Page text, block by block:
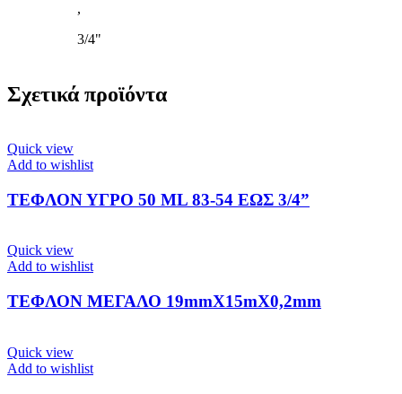
,
3/4"
Σχετικά προϊόντα
Quick view
Add to wishlist
ΤΕΦΛΟΝ ΥΓΡΟ 50 ML 83-54 ΕΩΣ 3/4”
Quick view
Add to wishlist
ΤΕΦΛΟΝ ΜΕΓΑΛΟ 19mmX15mX0,2mm
Quick view
Add to wishlist